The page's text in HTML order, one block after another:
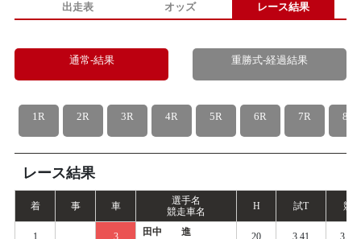
出走表 オッズ レース結果
通常-結果 重勝式-経過結果
1R 2R 3R 4R 5R 6R 7R 8R
レース結果
着 事 車
選手名
競走車名
H 試T 競
1 3 田中 進 20 3.41 3.433